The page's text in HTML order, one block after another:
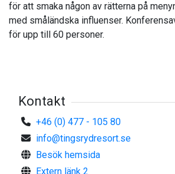
för att smaka någon av rätterna på
med småländska influenser.
för upp till 60 personer.
Kontakt
+46 (0) 477 - 105 80
info@tingsrydresort.se
Besök hemsida
Extern länk 2